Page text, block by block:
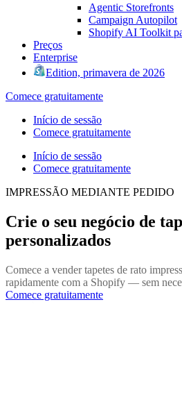
Agentic Storefronts
Campaign Autopilot
Shopify AI Toolkit
Preços
Enterprise
Edition, primavera de 2026
Comece gratuitamente
Início de sessão
Comece gratuitamente
Início de sessão
Comece gratuitamente
IMPRESSÃO MEDIANTE PEDIDO
Crie o seu negócio de
personalizados
Comece a vender tapetes de rato
rapidamente com a Shopify — sem
Comece gratuitamente